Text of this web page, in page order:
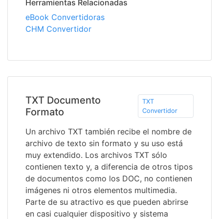
Herramientas Relacionadas
eBook Convertidoras
CHM Convertidor
TXT Documento
Formato
TXT
Convertidor
Un archivo TXT también recibe el nombre de
archivo de texto sin formato y su uso está
muy extendido. Los archivos TXT sólo
contienen texto y, a diferencia de otros tipos
de documentos como los DOC, no contienen
imágenes ni otros elementos multimedia.
Parte de su atractivo es que pueden abrirse
en casi cualquier dispositivo y sistema